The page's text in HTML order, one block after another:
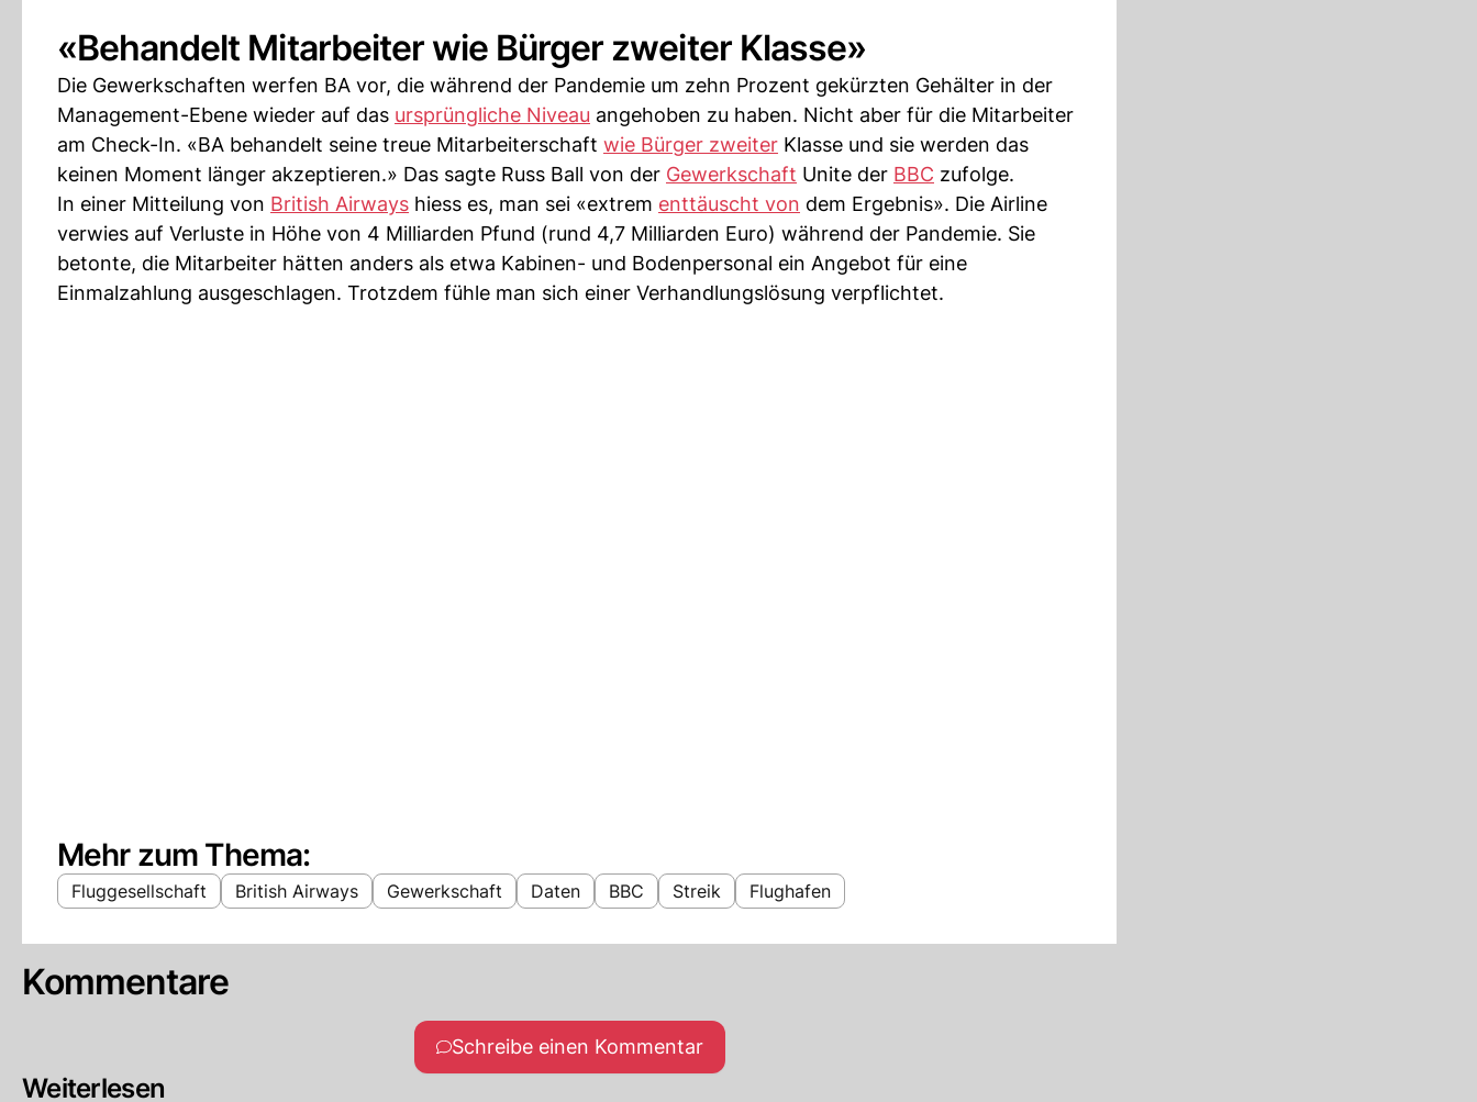
«Behandelt Mitarbeiter wie Bürger zweiter Klasse»
Die Gewerkschaften werfen BA vor, die während der Pandemie um zehn Prozent gekürzten Gehälter in der
Management-Ebene wieder auf das ursprüngliche Niveau angehoben zu haben. Nicht aber für die Mitarbeiter
am Check-In. «BA behandelt seine treue Mitarbeiterschaft wie Bürger zweiter Klasse und sie werden das
keinen Moment länger akzeptieren.» Das sagte Russ Ball von der Gewerkschaft Unite der BBC zufolge.
In einer Mitteilung von British Airways hiess es, man sei «extrem enttäuscht von dem Ergebnis». Die Airline
verwies auf Verluste in Höhe von 4 Milliarden Pfund (rund 4,7 Milliarden Euro) während der Pandemie. Sie
betonte, die Mitarbeiter hätten anders als etwa Kabinen- und Bodenpersonal ein Angebot für eine
Einmalzahlung ausgeschlagen. Trotzdem fühle man sich einer Verhandlungslösung verpflichtet.
Mehr zum Thema:
Fluggesellschaft British Airways Gewerkschaft Daten BBC Streik Flughafen
Kommentare
Schreibe einen Kommentar
Weiterlesen